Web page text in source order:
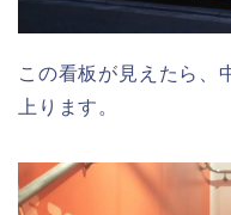
この看板が見えたら、
上ります。